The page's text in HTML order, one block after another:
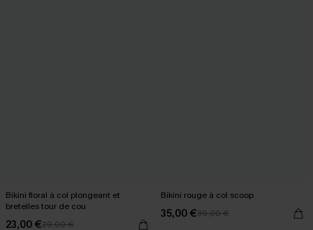
Bikini floral à col plongeant et
bretelles tour de cou
23,00 €29,00 €
Bikini rouge à col scoop
35,00 €39,00 €